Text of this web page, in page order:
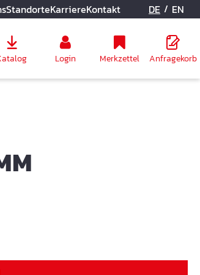
StandorteKarriereKontakt DE / EN
Login Merkzettel Anfragekorb